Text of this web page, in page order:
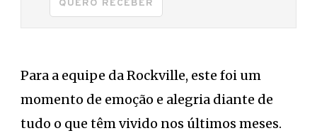
QUERO RECEBER
Para a equipe da Rockville, este foi um
momento de emoção e alegria diante de
tudo o que têm vivido nos últimos meses.